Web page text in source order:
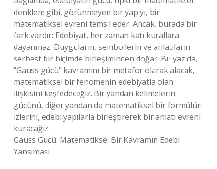
denklem gibi, görünmeyen bir yapıyı, bir
matematiksel evreni temsil eder. Ancak, burada bir
fark vardır: Edebiyat, her zaman katı kurallara
dayanmaz. Duyguların, sembollerin ve anlatıların
serbest bir biçimde birleşiminden doğar. Bu yazıda,
“Gauss gücü” kavramını bir metafor olarak alacak,
matematiksel bir fenomenin edebiyatla olan
ilişkisini keşfedeceğiz. Bir yandan kelimelerin
gücünü, diğer yandan da matematiksel bir formülün
izlerini, edebi yapılarla birleştirerek bir anlatı evreni
kuracağız.
Gauss Gücü: Matematiksel Bir Kavramın Edebi
Yansıması